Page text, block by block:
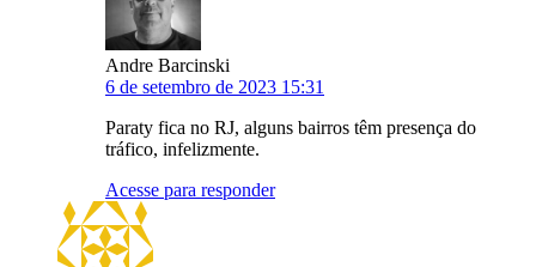
Andre Barcinski
6 de setembro de 2023 15:31
Paraty fica no RJ, alguns bairros têm presença do
tráfico, infelizmente.
Acesse para responder